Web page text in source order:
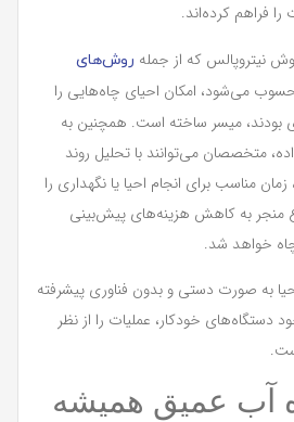
را فراهم کرده‌اند.
نیتروپالس که از جمله روش‌های
می‌شود، امکان احیای چاه‌هایی را
بودند، میسر ساخته است. همچنین به
متخصصان می‌توانند با تحلیل روند
مناسب برای انجام احیا یا نگهداری را
منجر به کاهش هزینه‌های پیش‌بینی
خواهد شد.
به صورت دستی و بدون فناوری پیشرفته
دستگاه‌های خودکار، عملیات را از نظر
آب عمیق همیشه